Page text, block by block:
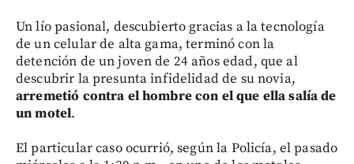
Un lío pasional, descubierto gracias a la tecnología
de un celular de alta gama, terminó con la
detención de un joven de 24 años edad, que al
descubrir la presunta infidelidad de su novia,
arremetió contra el hombre con el que ella salía de
un motel.
El particular caso ocurrió, según la Policía, el pasado